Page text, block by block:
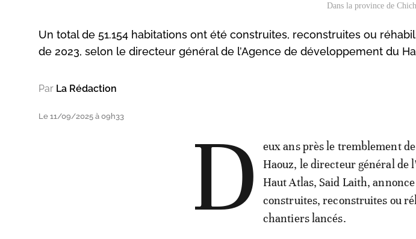
Dans la province de
Un total de 51.154 habitations ont été construites, reconstruites ou
de 2023, selon le directeur général de l’Agence de développement du
Par La Rédaction
Le 11/09/2025 à 09h33 D
eux ans près le tremblement
Haouz, le directeur général de
Haut Atlas, Said Laith,
construites, reconstruites ou
chantiers lancés.